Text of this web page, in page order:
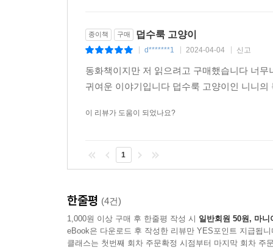
종이책 구매 덥수룩 고양이
d*******1 2024-04-04 신고
동화책이지만 저 읽으려고 구매했습니다 너
귀여운 이야기입니다 덥수룩 고양이인 니니
이 리뷰가 도움이 되었나요?
1
한줄평 (4건)
1,000원 이상 구매 후 한줄평 작성 시 일반회원 50원, 마니
eBook은 다운로드 후 작성한 리뷰만 YES포인트 지급됩니
클래스는 첫번째 회차 주문확정 시점부터 마지막 회차 주